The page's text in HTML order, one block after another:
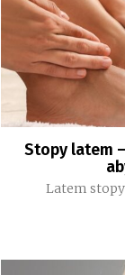
Stopy latem
Latem